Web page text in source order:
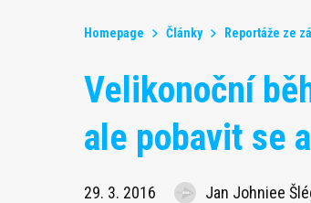
Homepage Články Reportáže ze
Velikonoční
ale pobavit se
29. 3. 2016 Jan Johniee